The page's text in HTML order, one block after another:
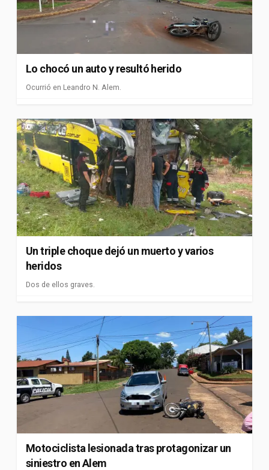
Lo chocó un auto y resultó herido
Ocurrió en Leandro N. Alem.
Un triple choque dejó un muerto y varios
heridos
Dos de ellos graves.
Motociclista lesionada tras protagonizar un
siniestro en Alem